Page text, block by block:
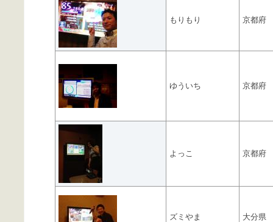
もりもり 京都府
ゆういち 京都府
よっこ 京都府
ズミやま 大分県